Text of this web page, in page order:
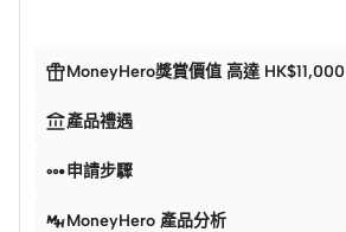
MoneyHero獎賞價值 高達 HK$11,000
產品禮遇
申請步驟
MoneyHero 產品分析